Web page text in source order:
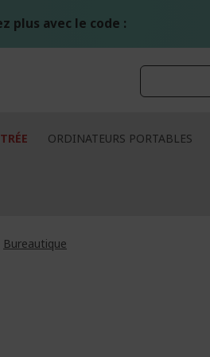
plus avec le code :
ORDINATEURS PORTABLES
Bureautique